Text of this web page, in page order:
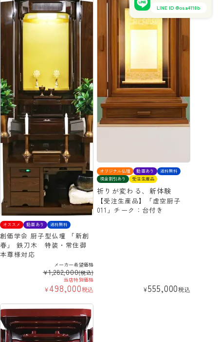
オススメ 動画あり 送料無料
創価学会 厨子型仏壇 「新創
春」 鉄刀木 特装・常住御
本尊様対応
メーカー希望価格
¥1,282,000(税込)
当店特別価格
¥498,000税込
オリジナル仏壇 動画あり
送料無料
現金割引あり
受注生産品
祈りが変わる、新体験
【受注生産品】「虚空厨子
011」チーク：台付き
¥555,000税込
LINE ID @osa4118b